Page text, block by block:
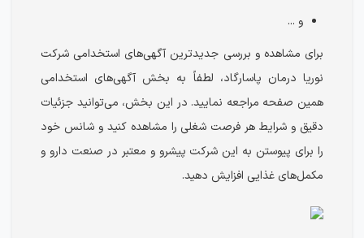
و ...
برای مشاهده و بررسی جدیدترین آگهی‌های استخدامی شرکت
نوریا درمان پاسارگاد، لطفاً به بخش آگهی‌های استخدامی
همین صفحه مراجعه نمایید. در این بخش، می‌توانید جزئیات
دقیق و شرایط هر فرصت شغلی را مشاهده کنید و شانس خود
را برای پیوستن به این شرکت پیشرو و معتبر در صنعت دارو و
مکمل‌های غذایی افزایش دهید.